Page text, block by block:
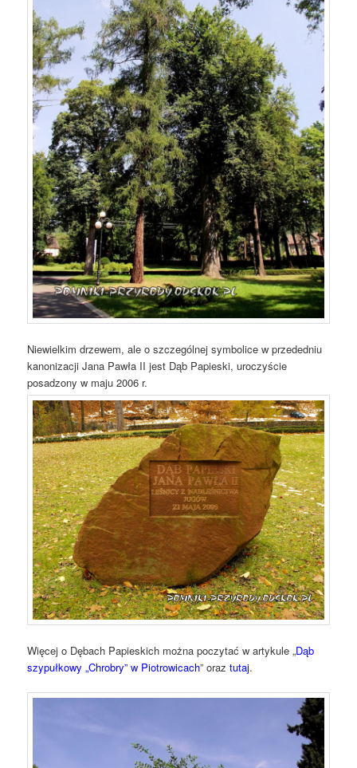
Niewielkim drzewem, ale o szczególnej symbolice w przededniu
kanonizacji Jana Pawła II jest Dąb Papieski, uroczyście
posadzony w maju 2006 r.
Więcej o Dębach Papieskich można poczytać w artykule „Dąb
szypułkowy „Chrobry” w Piotrowicach” oraz tutaj.